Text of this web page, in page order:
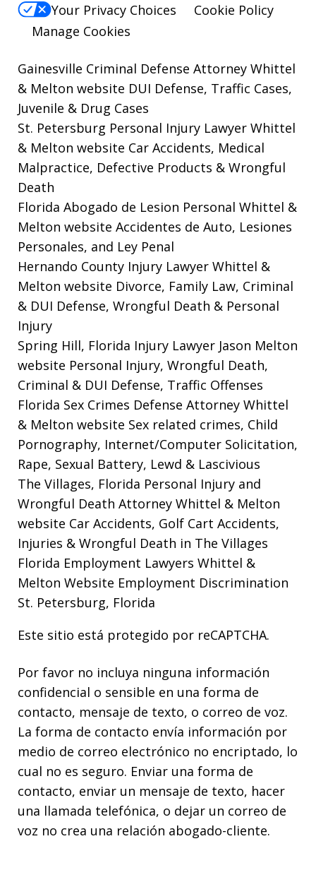
Your Privacy Choices
Cookie Policy
Manage Cookies
Gainesville Criminal Defense Attorney Whittel
& Melton website DUI Defense, Traffic Cases,
Juvenile & Drug Cases
St. Petersburg Personal Injury Lawyer Whittel
& Melton website Car Accidents, Medical
Malpractice, Defective Products & Wrongful
Death
Florida Abogado de Lesion Personal Whittel &
Melton website Accidentes de Auto, Lesiones
Personales, and Ley Penal
Hernando County Injury Lawyer Whittel &
Melton website Divorce, Family Law, Criminal
& DUI Defense, Wrongful Death & Personal
Injury
Spring Hill, Florida Injury Lawyer Jason Melton
website Personal Injury, Wrongful Death,
Criminal & DUI Defense, Traffic Offenses
Florida Sex Crimes Defense Attorney Whittel
& Melton website Sex related crimes, Child
Pornography, Internet/Computer Solicitation,
Rape, Sexual Battery, Lewd & Lascivious
The Villages, Florida Personal Injury and
Wrongful Death Attorney Whittel & Melton
website Car Accidents, Golf Cart Accidents,
Injuries & Wrongful Death in The Villages
Florida Employment Lawyers Whittel &
Melton Website Employment Discrimination
St. Petersburg, Florida
Este sitio está protegido por reCAPTCHA.
Por favor no incluya ninguna información
confidencial o sensible en una forma de
contacto, mensaje de texto, o correo de voz.
La forma de contacto envía información por
medio de correo electrónico no encriptado, lo
cual no es seguro. Enviar una forma de
contacto, enviar un mensaje de texto, hacer
una llamada telefónica, o dejar un correo de
voz no crea una relación abogado-cliente.